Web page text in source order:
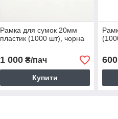
Рамка для сумок 20мм
пластик (1000 шт), чорна
1 000₴/пач
Купити
600